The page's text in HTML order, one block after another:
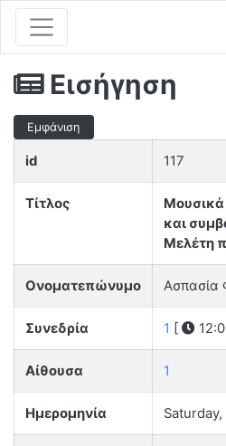
Εισήγηση
Εμφάνιση
id 117
Τίτλος
Μουσικά
και
Μελέτη
Ονοματεπώνυμο Ασπασία
Συνεδρία 1 [
Αίθουσα 1
Ημερομηνία